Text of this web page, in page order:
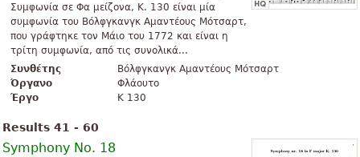
Συμφωνία σε Φα μείζονα, K. 130 είναι μία
συμφωνία του Βόλφγκανγκ Αμαντέους Μότσαρτ,
που γράφτηκε τον Μάιο του 1772 και είναι η
τρίτη συμφωνία, από τις συνολικά...
Συνθέτης
Βόλφγκανγκ Αμαντέους Μότσαρτ
Όργανο
Φλάουτο
Έργο
K 130
Results 41 - 60
Symphony No. 18